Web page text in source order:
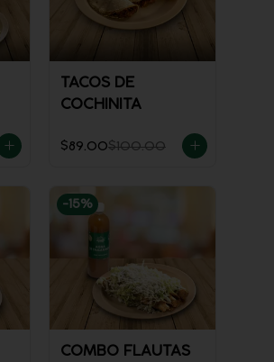
TACOS DE
COCHINITA
$89.00$100.00
-15%
COMBO FLAUTAS